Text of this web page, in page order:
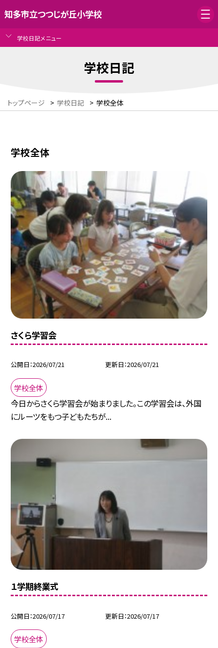
知多市立つつじが丘小学校
学校日記メニュー
学校日記
トップページ > 学校日記 > 学校全体
学校全体
さくら学習会
公開日 2026/07/21 更新日 2026/07/21
学校全体
今日からさくら学習会が始まりました。この学習会は、外国
にルーツをもつ子どもたちが...
１学期終業式
公開日 2026/07/17 更新日 2026/07/17
学校全体